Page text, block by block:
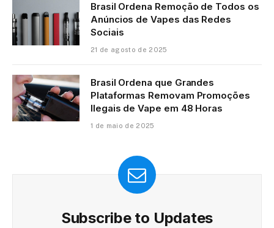
Brasil Ordena Remoção de Todos os
Anúncios de Vapes das Redes
Sociais
21 de agosto de 2025
Brasil Ordena que Grandes
Plataformas Removam Promoções
Ilegais de Vape em 48 Horas
1 de maio de 2025
Subscribe to Updates